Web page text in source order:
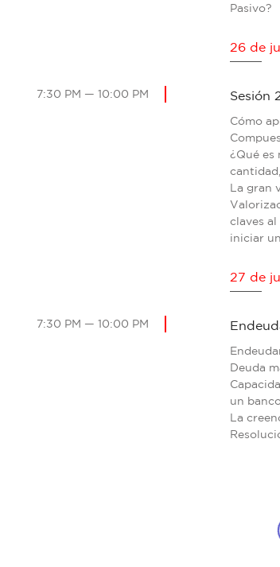
Pasivo?
26 de
7:30 PM — 10:00 PM Sesión
Cómo
¿Qué es
La gran
claves
iniciar
27 de
7:30 PM — 10:00 PM
Deuda
un
La